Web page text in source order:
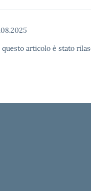
articolo è stato